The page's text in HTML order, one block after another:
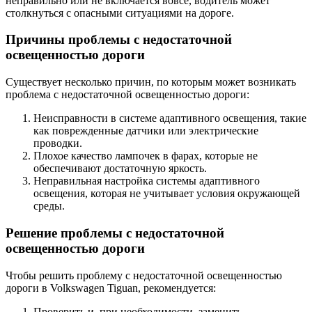
столкнуться с опасными ситуациями на дороге.
Причины проблемы с недостаточной
освещенностью дороги
Существует несколько причин, по которым может возникать
проблема с недостаточной освещенностью дороги:
Неисправности в системе адаптивного освещения, такие
как поврежденные датчики или электрические
проводки.
Плохое качество лампочек в фарах, которые не
обеспечивают достаточную яркость.
Неправильная настройка системы адаптивного
освещения, которая не учитывает условия окружающей
среды.
Решение проблемы с недостаточной
освещенностью дороги
Чтобы решить проблему с недостаточной освещенностью
дороги в Volkswagen Tiguan, рекомендуется: